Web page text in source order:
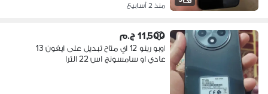
منذ 2 أسابيع
11,500 ج.م
اوبو رينو 12 اي متاح تبديل على ايفون 13
عادي او سامسونج اس 22 الترا